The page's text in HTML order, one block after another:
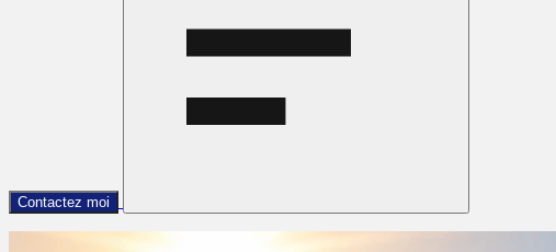
Contactez moi